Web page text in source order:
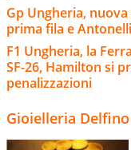
Gp Ungheria,
prima fila e
F1 Ungheria, la
SF-26, Hamilton si
penalizzazioni
Gioielleria Delfino